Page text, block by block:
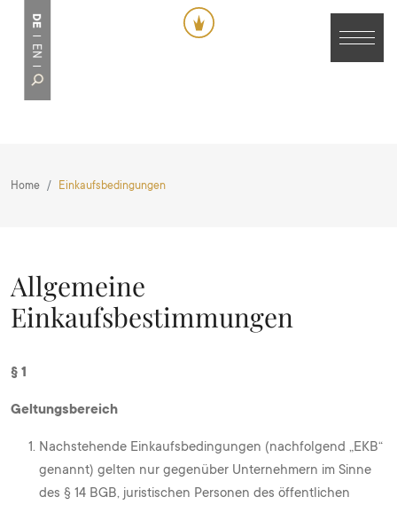
DE
EN
Home Einkaufsbedingungen
Allgemeine
Einkaufsbestimmungen
§ 1
Geltungsbereich
Nachstehende Einkaufsbedingungen (nachfolgend „EKB“
genannt) gelten nur gegenüber Unternehmern im Sinne
des § 14 BGB, juristischen Personen des öffentlichen